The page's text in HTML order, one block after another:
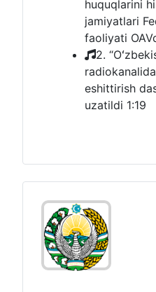
huquqlarini
jamiyatlari
faoliyati
2.
eshittirish
uzatildi 1:19